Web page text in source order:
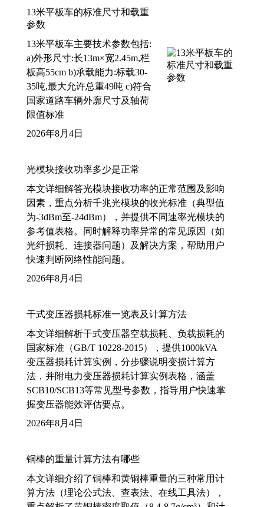
13米平板车的标准尺寸和载重
参数
13米平板车主要技术参数包括:
a)外形尺寸:长13m×宽2.45m,栏
板高55cm b)承载能力:标载30-
35吨,最大允许总重49吨 c)符合
国家道路车辆外廓尺寸及轴荷
限值标准
2026年8月4日
光模块接收功率多少是正常
本文详细解答光模块接收功率的正常范围及影响
因素，重点分析千兆光模块的收光标准（典型值
为-3dBm至-24dBm），并提供不同速率光模块的
参考值表格。同时解释功率异常的常见原因（如
光纤损耗、连接器问题）及解决方案，帮助用户
快速判断网络性能问题。
2026年8月4日
干式变压器损耗标准一览表及计算方法
本文详细解析干式变压器空载损耗、负载损耗的
国家标准（GB/T 10228-2015），提供1000kVA
变压器损耗计算实例，分步骤说明变损计算方
法，并附电力变压器损耗计算实例表格，涵盖
SCB10/SCB13等常见型号参数，指导用户快速掌
握变压器能效评估要点。
2026年8月4日
铜棒的重量计算方法有哪些
本文详细介绍了铜棒和黄铜棒重量的三种常用计
算方法（理论公式法、查表法、在线工具法），